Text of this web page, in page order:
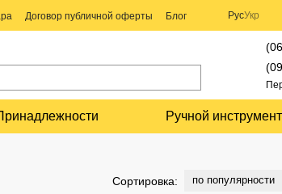
Договор публичной оферты
Блог
РусУкр
Ручной инструмент
Сортировка: по популярности